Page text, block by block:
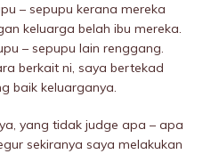
– sepupu kerana mereka
keluarga beIah ibu mereka.
– sepupu lain renggang.
berkait ni, saya bertekad
baik keluarganya.
yang tidak judge apa – apa
sekiranya saya melakukan